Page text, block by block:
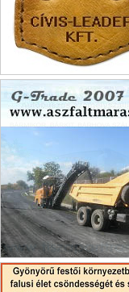
Cívis Leader
G-Trade 2007 Kft.